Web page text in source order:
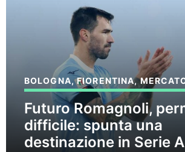
BOLOGNA,FIORENTINA,
Futuro Romagnoli,
difficile: spunta una
destinazione in Serie